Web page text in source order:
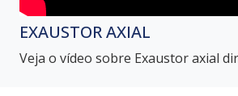
EXAUSTOR AXIAL
Veja o vídeo sobre Exaustor axial